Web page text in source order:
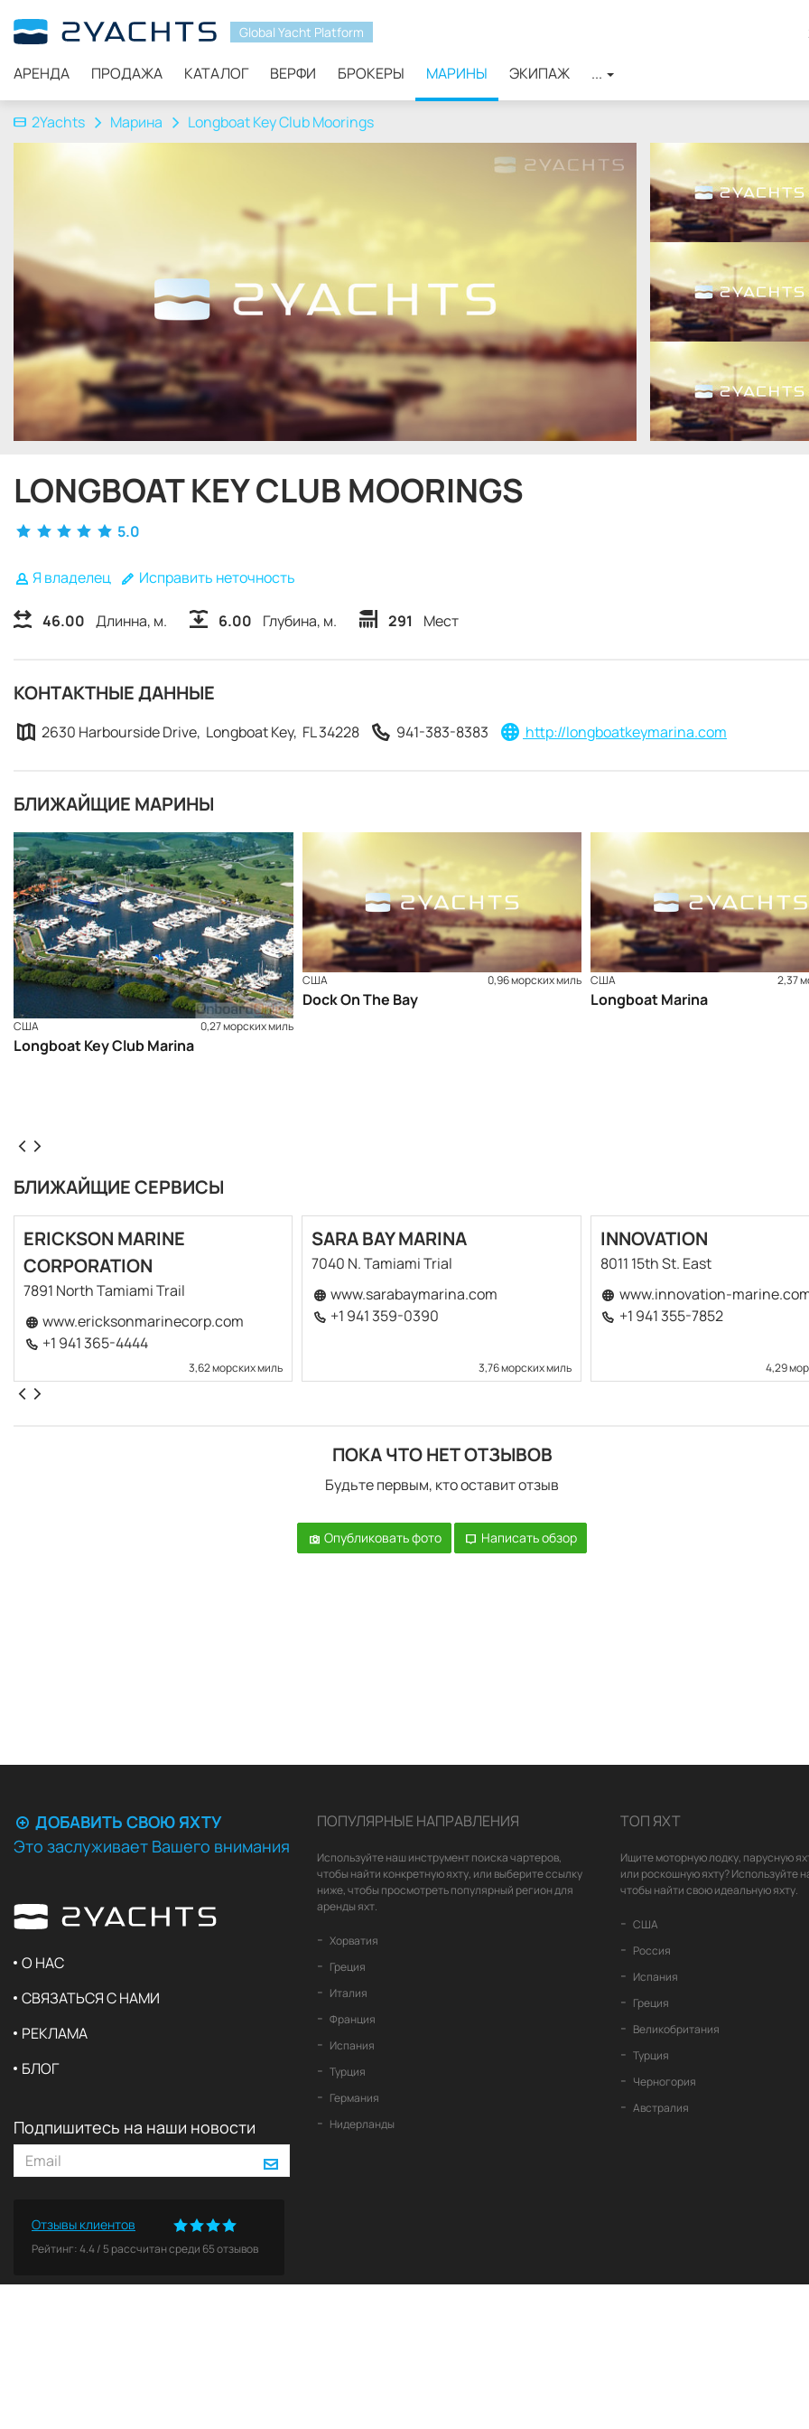
Global Yacht Platform
АРЕНДА ПРОДАЖА КАТАЛОГ ВЕРФИ БРОКЕРЫ МАРИНЫ ЭКИПАЖ ...
2Yachts Марина Longboat Key Club Moorings
LONGBOAT KEY CLUB MOORINGS
5.0
Я владелец Исправить неточность
46.00 Длинна, м. 6.00 Глубина, м. 291 Мест
КОНТАКТНЫЕ ДАННЫЕ
2630 Harbourside Drive, Longboat Key, FL 34228 941-383-8383 http://longboatkeymarina.com
БЛИЖАЙЩИЕ МАРИНЫ
США 0,27 морских миль
Longboat Key Club Marina
США 0,96 морских миль
Dock On The Bay
США 2,37
Longboat Marina
БЛИЖАЙЩИЕ СЕРВИСЫ
ERICKSON MARINE
CORPORATION
7891 North Tamiami Trail
www.ericksonmarinecorp.com
+1 941 365-4444
3,62 морских миль
SARA BAY MARINA
7040 N. Tamiami Trial
www.sarabaymarina.com
+1 941 359-0390
3,76 морских миль
INNOVATION
8011 15th St. East
www.innovation-
+1 941 355-7852
4,29
ПОКА ЧТО НЕТ ОТЗЫВОВ
Будьте первым, кто оставит отзыв
Опубликовать фото Написать обзор
ДОБАВИТЬ СВОЮ ЯХТУ
Это заслуживает Вашего внимания
О НАС
СВЯЗАТЬСЯ С НАМИ
РЕКЛАМА
БЛОГ
Подпишитесь на наши новости
Отзывы клиентов
Рейтинг:4.4/ 5рассчитан среди 65отзывов
ПОПУЛЯРНЫЕ НАПРАВЛЕНИЯ
Используйте наш инструмент поиска чартеров,
чтобы найти конкретную яхту, или выберите ссылку
ниже, чтобы просмотреть популярный регион для
аренды яхт.
Хорватия
Греция
Италия
Франция
Испания
Турция
Германия
Нидерланды
ТОП ЯХТ
Ищите моторную лодку, парусную
или роскошную яхту? Используйте
чтобы найти свою идеальную яхту.
США
Россия
Испания
Греция
Великобритания
Турция
Черногория
Австралия